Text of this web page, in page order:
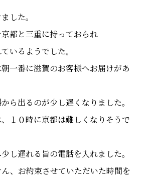
した。
都と三重に持っておられ
いるようでした。
一番に滋賀のお客様へお届けがあ
ら出るのが少し遅くなりました。
１０時に京都は難しくなりそうで
し遅れる旨の電話を入れました。
ん、お約束させていただいた時間を